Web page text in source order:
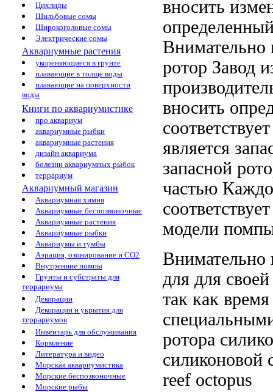
Цихлиды
Шильбовые сомы
Широкоголовые сомы
Электрические сомы
Аквариумные растения
укореняющиеся в грунте
плавающие в толще воды
плавающие на поверхности
воды
Книги по аквариумистике
про аквариум
аквариумные рыбки
аквариумные растения
дизайн аквариума
болезни аквариумных рыбок
террариум
Аквариумный магазин
Аквариумная химия
Аквариумные беспозвоночные
Аквариумные растения
Аквариумные рыбки
Аквариумы и тумбы
Аэрация, озонирование и CO2
Внутренние помпы
Грунты и субстраты для
террариума
Декорации
Декорации и укрытия для
террариумов
Инвентарь для обслуживания
Кормление
Литература и видео
Морская аквариумистика
Морские беспозвоночные
Морские рыбы
вносить
Внимательно
ротор Завод
вносить
является
запасной
частью
модели помпы
Внимательно
для для
так как время
ротора
силиконовой
reef octopus